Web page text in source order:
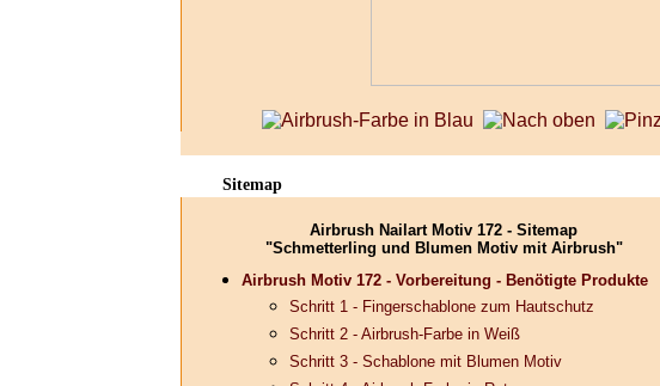
Sitemap
Airbrush Nailart Motiv 172 - Sitemap
"Schmetterling und Blumen Motiv mit Airbrush"
Airbrush Motiv 172 - Vorbereitung - Benötigte Produkte
Schritt 1 - Fingerschablone zum Hautschutz
Schritt 2 - Airbrush-Farbe in Weiß
Schritt 3 - Schablone mit Blumen Motiv